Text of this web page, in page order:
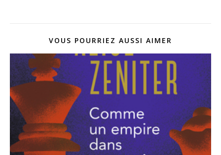
VOUS POURRIEZ AUSSI AIMER